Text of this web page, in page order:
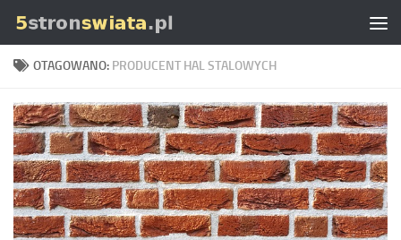
Skip to content
OTAGOWANO: PRODUCENT HAL STALOWYCH